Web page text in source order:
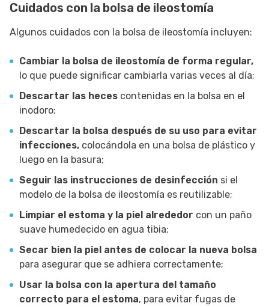
Cuidados con la bolsa de ileostomía
Algunos cuidados con la bolsa de ileostomía incluyen:
Cambiar la bolsa de ileostomía de forma regular,
lo que puede significar cambiarla varias veces al día;
Descartar las heces contenidas en la bolsa en el
inodoro;
Descartar la bolsa después de su uso para evitar
infecciones, colocándola en una bolsa de plástico y
luego en la basura;
Seguir las instrucciones de desinfección si el
modelo de la bolsa de ileostomía es reutilizable;
Limpiar el estoma y la piel alrededor con un paño
suave humedecido en agua tibia;
Secar bien la piel antes de colocar la nueva bolsa
para asegurar que se adhiera correctamente;
Usar la bolsa con la apertura del tamaño
correcto para el estoma, para evitar fugas de